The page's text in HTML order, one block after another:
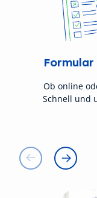
Ob online
Schnell und